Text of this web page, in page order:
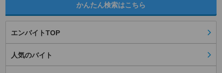
かんたん検索はこちら
エンバイトTOP
人気のバイト